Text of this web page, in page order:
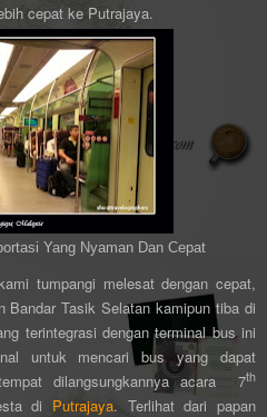
cepat ke Putrajaya.
Yang Nyaman Dan Cepat
tumpangi melesat dengan cepat,
Bandar Tasik Selatan kamipun tiba di
terintegrasi dengan terminal bus ini
untuk mencari bus yang dapat
dilangsungkannya acara 7th
di Putrajaya. Terlihat dari papan